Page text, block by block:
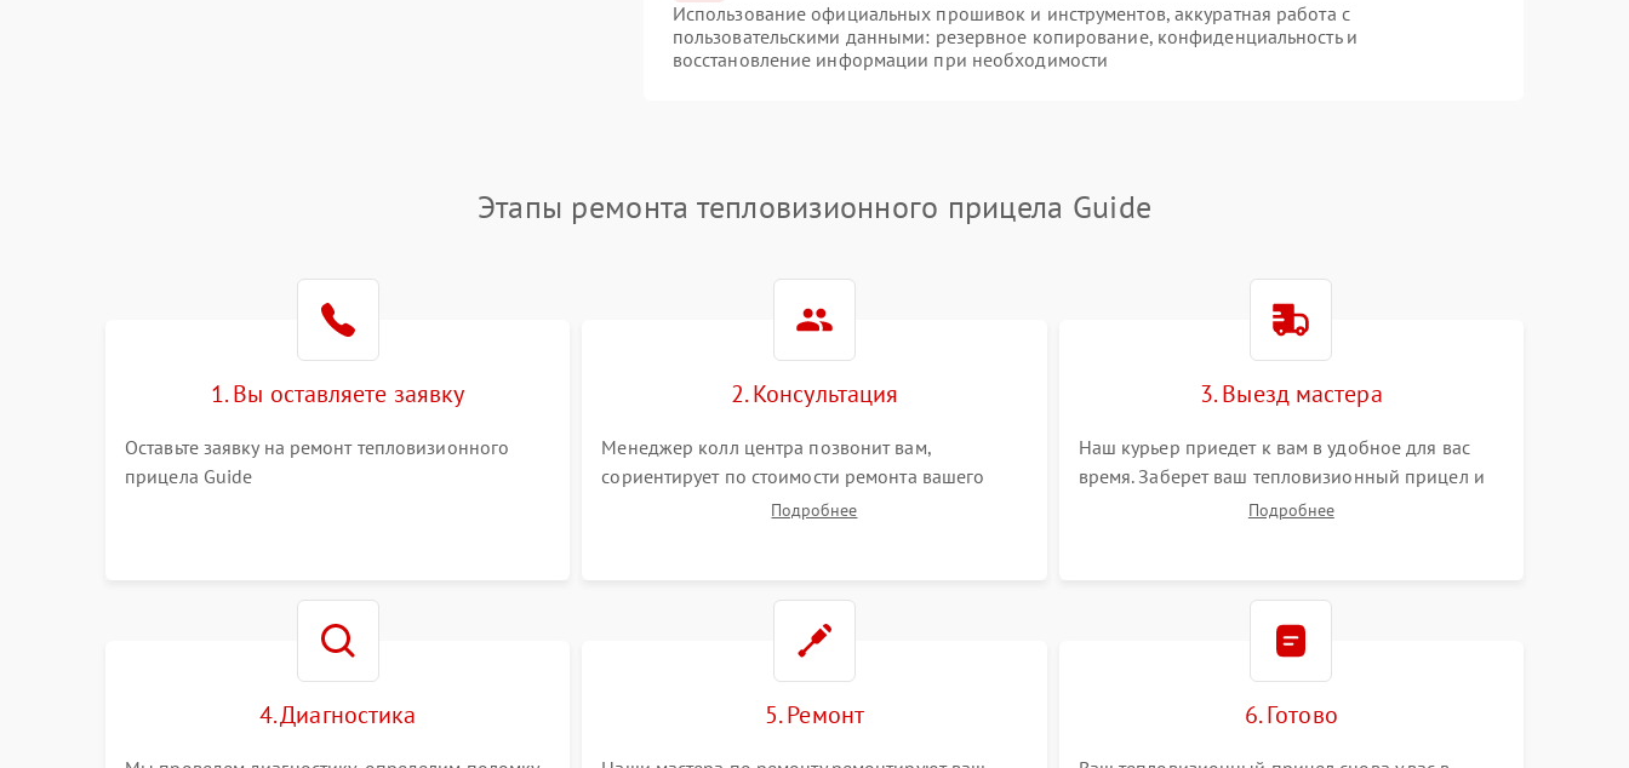
Использование официальных прошивок и инструментов, аккуратная работа с
пользовательскими данными: резервное копирование, конфиденциальность и
восстановление информации при необходимости
Этапы ремонта тепловизионного прицела Guide
1. Вы оставляете заявку
Оставьте заявку на ремонт тепловизионного
прицела Guide
2. Консультация
Менеджер колл центра позвонит вам,
сориентирует по стоимости ремонта вашего
тепловизионного прицела а также ответит на
Подробнее
3. Выезд мастера
Наш курьер приедет к вам в удобное для вас
время. Заберет ваш тепловизионный прицел и
привезет на склад для диагностики.
Подробнее
4. Диагностика 5. Ремонт 6. Готово